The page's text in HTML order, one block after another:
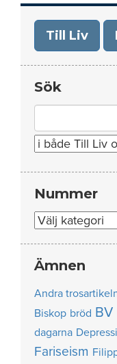
Till Liv
Sök
for:
Nummer
Nummer
Ämnen
Andra
Biskop bröd BV
dagarna
Fariseism